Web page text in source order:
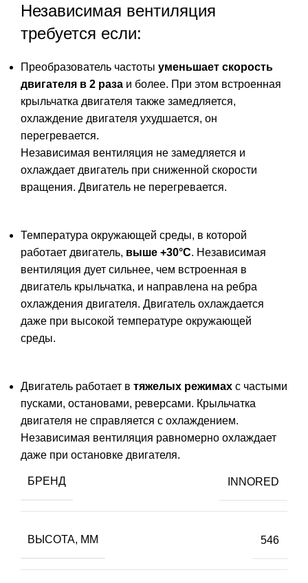
Независимая вентиляция
требуется если:
Преобразователь частоты уменьшает скорость
двигателя в 2 раза и более. При этом встроенная
крыльчатка двигателя также замедляется,
охлаждение двигателя ухудшается, он
перегревается.
Независимая вентиляция не замедляется и
охлаждает двигатель при сниженной скорости
вращения. Двигатель не перегревается.
Температура окружающей среды, в которой
работает двигатель, выше +30°С. Независимая
вентиляция дует сильнее, чем встроенная в
двигатель крыльчатка, и направлена на ребра
охлаждения двигателя. Двигатель охлаждается
даже при высокой температуре окружающей
среды.
Двигатель работает в тяжелых режимах с частыми
пусками, остановами, реверсами. Крыльчатка
двигателя не справляется с охлаждением.
Независимая вентиляция равномерно охлаждает
даже при остановке двигателя.
БРЕНД INNORED
ВЫСОТА, ММ 546